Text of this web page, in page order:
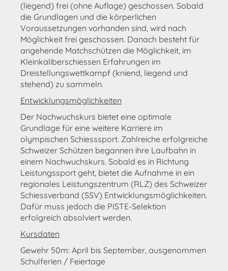
(liegend) frei (ohne Auflage) geschossen. Sobald
die Grundlagen und die körperlichen
Voraussetzungen vorhanden sind, wird nach
Möglichkeit frei geschossen. Danach besteht für
angehende Matchschützen die Möglichkeit, im
Kleinkaliberschiessen Erfahrungen im
Dreistellungswettkampf (kniend, liegend und
stehend) zu sammeln.
Entwicklungsmöglichkeiten
Der Nachwuchskurs bietet eine optimale
Grundlage für eine weitere Karriere im
olympischen Schiesssport. Zahlreiche erfolgreiche
Schweizer Schützen begannen ihre Laufbahn in
einem Nachwuchskurs. Sobald es in Richtung
Leistungssport geht, bietet die Aufnahme in ein
regionales Leistungszentrum (RLZ) des Schweizer
Schiessverband (SSV) Entwicklungsmöglichkeiten.
Dafür muss jedoch die PISTE-Selektion
erfolgreich absolviert werden.
Kursdaten
Gewehr 50m: April bis September, ausgenommen
Schulferien / Feiertage